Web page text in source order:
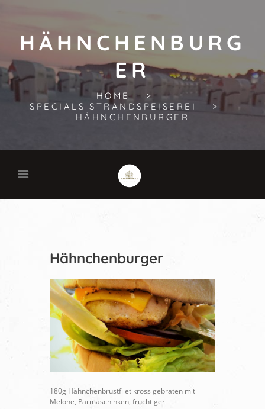
HÄHNCHENBURG
ER
HOME
SPECIALS STRANDSPEISEREI
HÄHNCHENBURGER
Hähnchenburger
180g Hähnchenbrustfilet kross gebraten mit
Melone, Parmaschinken, fruchtiger